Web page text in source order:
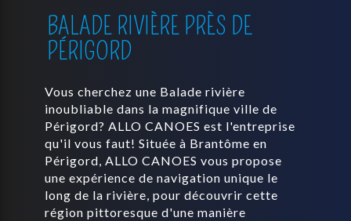
BALADE RIVIÈRE PRÈS DE
PÉRIGORD
Vous cherchez une Balade rivière
inoubliable dans la magnifique ville de
Périgord? ALLO CANOES est l'entreprise
qu'il vous faut! Située à Brantôme en
Périgord, ALLO CANOES vous propose
une expérience de navigation unique le
long de la rivière, pour découvrir cette
région pittoresque d'une manière